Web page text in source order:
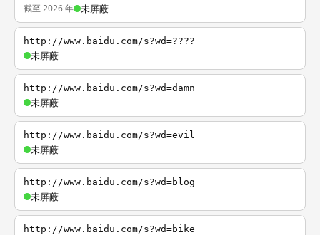
截至 2026 年 未屏蔽
http://www.baidu.com/s?wd=????
未屏蔽
http://www.baidu.com/s?wd=damn
未屏蔽
http://www.baidu.com/s?wd=evil
未屏蔽
http://www.baidu.com/s?wd=blog
未屏蔽
http://www.baidu.com/s?wd=bike